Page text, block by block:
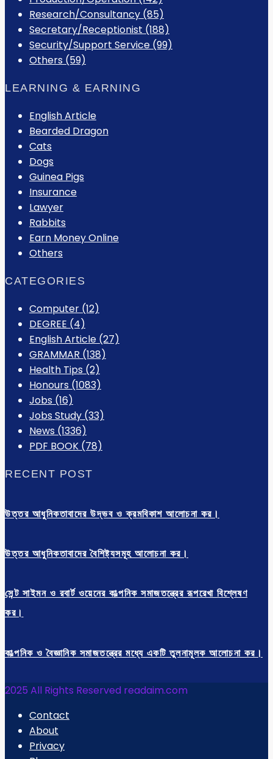
Research/Consultancy (85)
Secretary/Receptionist (188)
Security/Support Service (99)
Others (59)
LEARNING & EARNING
English Article
Bearded Dragon
Cats
Dogs
Guinea Pigs
Insurance
Lawyer
Rabbits
Earn Money Online
Others
CATEGORIES
Computer (12)
DEGREE (4)
English Article (27)
GRAMMAR (138)
Health Tips (2)
Honours (1083)
Jobs (16)
Jobs Study (33)
News (1336)
PDF BOOK (78)
RECENT POST
উত্তর আধুনিকতাবাদের উদ্ভব ও ক্রমবিকাশ আলোচনা কর।
উত্তর আধুনিকতাবাদের বৈশিষ্ট্যসমূহ আলোচনা কর।
সেন্ট সাইমন ও রবার্ট ওয়েনের কাল্পনিক সমাজতন্ত্রের রূপরেখা বিশ্লেষণ
কর।
কাল্পনিক ও বৈজ্ঞানিক সমাজতন্ত্রের মধ্যে একটি তুলনামূলক আলোচনা কর।
2025 All Rights Reserved readaim.com
Contact
About
Privacy